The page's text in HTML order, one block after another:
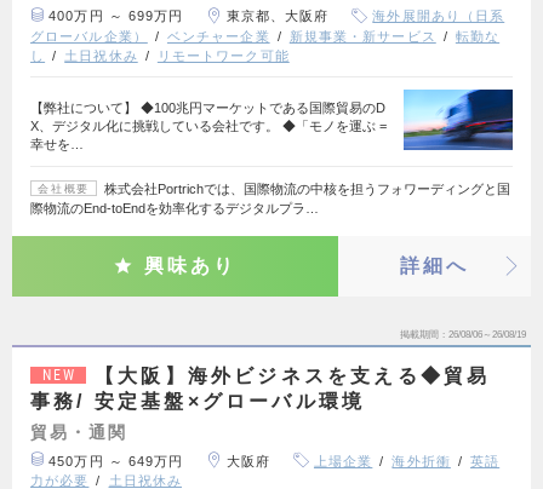
400万円 ～ 699万円 東京都、大阪府
海外展開あり（日系
グローバル企業）
ベンチャー企業 新規事業・新サービス
転勤な
し
土日祝休み リモートワーク可能
【弊社について】 ◆100兆円マーケットである国際貿易のD
X、デジタル化に挑戦している会社です。 ◆「モノを運ぶ =
幸せを…
会社概要
株式会社Portrichでは、国際物流の中核を担うフォワーディングと国
際物流のEnd-toEndを効率化するデジタルプラ…
興味あり 詳細へ
掲載期間 26/08/06～26/08/19
NEW
【大阪】海外ビジネスを支える◆貿易
事務/ 安定基盤×グローバル環境
貿易・通関
450万円 ～ 649万円 大阪府 上場企業 海外折衝
英語
力が必要
土日祝休み